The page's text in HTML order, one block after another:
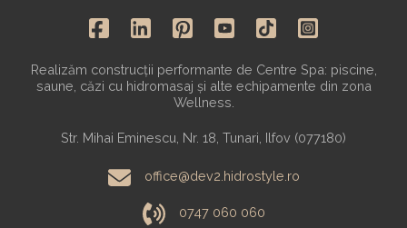
Realizăm construcții performante de Centre Spa: piscine,
saune, căzi cu hidromasaj și alte echipamente din zona
Wellness.
Str. Mihai Eminescu, Nr. 18, Tunari, Ilfov (077180)
office@dev2.hidrostyle.ro
0747 060 060